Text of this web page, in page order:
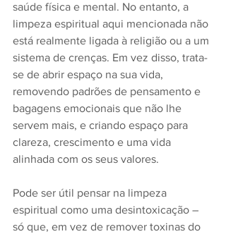
saúde física e mental. No entanto, a
limpeza espiritual aqui mencionada não
está realmente ligada à religião ou a um
sistema de crenças. Em vez disso, trata-
se de abrir espaço na sua vida,
removendo padrões de pensamento e
bagagens emocionais que não lhe
servem mais, e criando espaço para
clareza, crescimento e uma vida
alinhada com os seus valores.
Pode ser útil pensar na limpeza
espiritual como uma desintoxicação –
só que, em vez de remover toxinas do